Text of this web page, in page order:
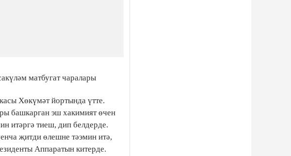
матбугат чаралары
Хөкүмәт йортында үтте.
башкарган эш хакимият өчен
итәргә тиеш, дип белдерде.
җитди өлешне тәэмин итә,
Аппаратын китерде.